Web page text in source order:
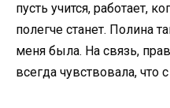
пусть учится, работает,
полегче станет. Полина
меня была. На связь,
всегда чувствовала, что